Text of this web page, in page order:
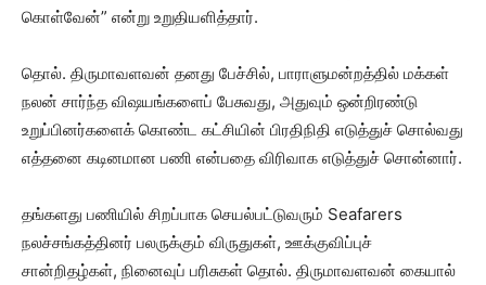
கொள்வேன்” என்று உறுதியளித்தார்.
தொல். திருமாவளவன் தனது பேச்சில், பாராளுமன்றத்தில் மக்கள்
நலன் சார்ந்த விஷயங்களைப் பேசுவது, அதுவும் ஒன்றிரண்டு
உறுப்பினர்களைக் கொண்ட கட்சியின் பிரதிநிதி எடுத்துச் சொல்வது
எத்தனை கடினமான பணி என்பதை விரிவாக எடுத்துச் சொன்னார்.
தங்களது பணியில் சிறப்பாக செயல்பட்டுவரும் Seafarers
நலச்சங்கத்தினர் பலருக்கும் விருதுகள், ஊக்குவிப்புச்
சான்றிதழ்கள், நினைவுப் பரிசுகள் தொல். திருமாவளவன் கையால்